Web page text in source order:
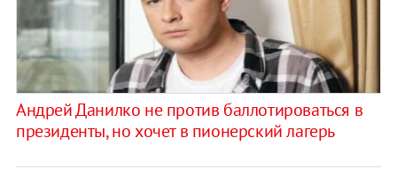
Андрей Данилко не против баллотироваться в
президенты, но хочет в пионерский лагерь